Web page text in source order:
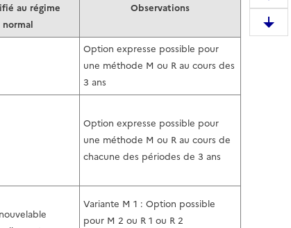
au régime
normal
Observations
Option expresse possible pour
une méthode M ou R au cours des
3 ans
Option expresse possible pour
une méthode M ou R au cours de
chacune des périodes de 3 ans
Variante M 1 : Option possible
pour M 2 ou R 1 ou R 2
e
m
D